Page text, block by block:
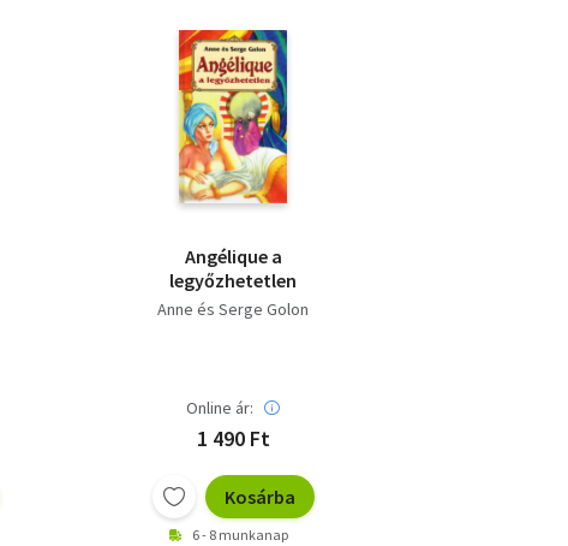
Angélique a
legyőzhetetlen
Anne és Serge Golon
Online ár:
1 490 Ft
Kosárba
6 - 8 munkanap